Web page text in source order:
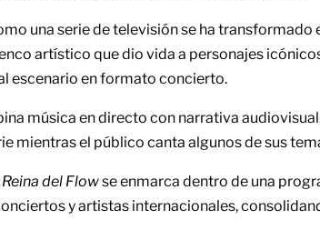
una serie de televisión se ha
artístico que dio vida a personajes
escenario en formato concierto.
música en directo con narrativa
mientras el público canta algunos de sus
del Flowse enmarca dentro de una
y artistas internacionales,